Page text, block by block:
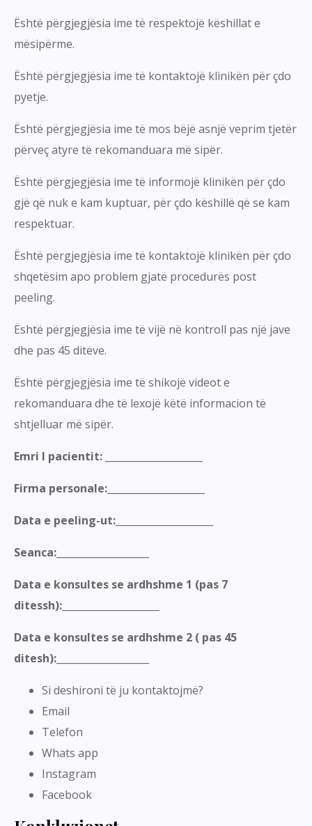
Është përgjegjësia ime të respektojë këshillat e
mësipërme.
Është përgjegjësia ime të kontaktojë klinikën për çdo
pyetje.
Është përgjegjësia ime të mos bëjë asnjë veprim tjetër
përveç atyre të rekomanduara më sipër.
Është përgjegjësia ime të informojë klinikën për çdo
gjë që nuk e kam kuptuar, për çdo këshillë që se kam
respektuar.
Është përgjegjësia ime të kontaktojë klinikën për çdo
shqetësim apo problem gjatë procedurës post
peeling.
Është përgjegjësia ime të vijë në kontroll pas një jave
dhe pas 45 ditëve.
Është përgjegjësia ime të shikojë videot e
rekomanduara dhe të lexojë këtë informacion të
shtjelluar më sipër.
Emri I pacientit: ____________________
Firma personale:____________________
Data e peeling-ut:____________________
Seanca:___________________
Data e konsultes se ardhshme 1 (pas 7
ditessh):____________________
Data e konsultes se ardhshme 2 ( pas 45
ditesh):___________________
Si deshironi të ju kontaktojmë?
Email
Telefon
Whats app
Instagram
Facebook